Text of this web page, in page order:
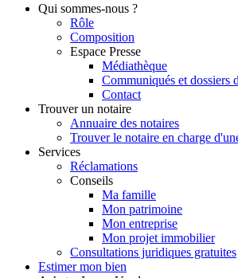
Qui sommes-nous ?
Rôle
Composition
Espace Presse
Médiathèque
Communiqués et dossiers
Contact
Trouver un notaire
Annuaire des notaires
Trouver le notaire en charge
Services
Réclamations
Conseils
Ma famille
Mon patrimoine
Mon entreprise
Mon projet immobilier
Consultations juridiques gratuites
Estimer mon bien